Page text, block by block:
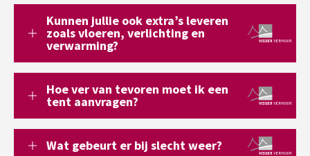
Kunnen jullie ook extra’s leveren
zoals vloeren, verlichting en
verwarming?
Hoe ver van tevoren moet ik een
tent aanvragen?
Wat gebeurt er bij slecht weer?